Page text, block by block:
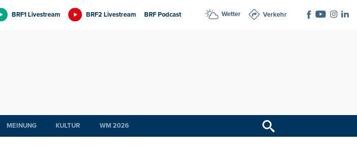
BRF1 Livestream BRF2 Livestream BRF Podcast Wetter Verkehr
MEINUNG KULTUR WM 2026